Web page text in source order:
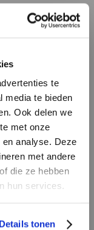
te
media te bieden
Ook delen we
met onze
analyse. Deze
met andere
die ze hebben
hun services.
Details tonen
retailers. Je